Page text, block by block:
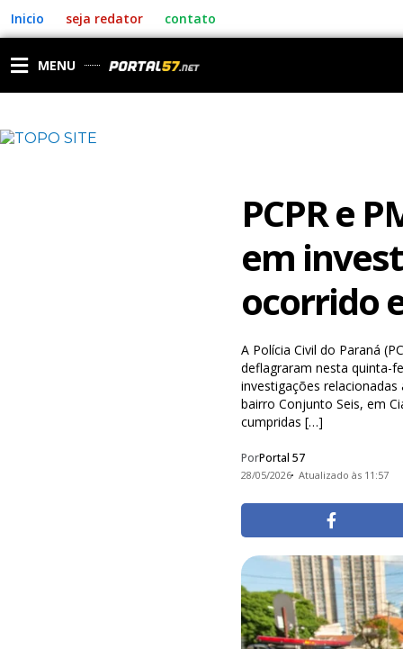
para
o
conteúdo
Inicio seja redator contato
MENU
PCPR e
em
ocorrido
A Polícia Civil do Paraná
deflagraram nesta quinta-
investigações
bairro Conjunto Seis, em
cumpridas […]
PorPortal 57
28/05/2026 Atualizado às 11:57